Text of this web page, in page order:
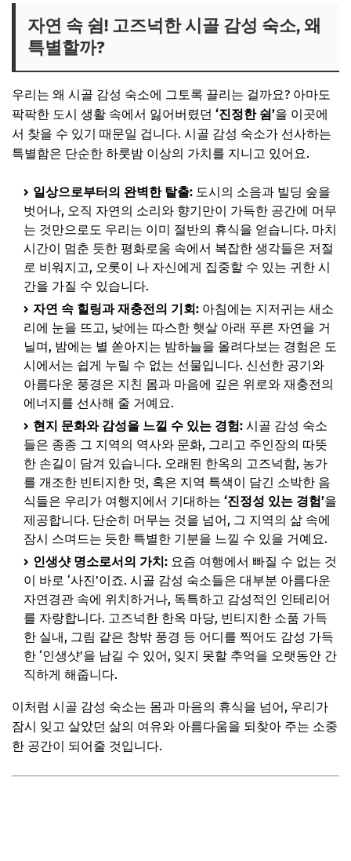
📌 지금 뜨는 꿀정보! 놓치지 마세요
추가할인 코드 WRVE6
나에게 맞는 시골 감성 숙소는? 유형별 특징과 고르는 팁
한옥 스테이: 전통의 미, 고즈넉한 운치
독채 펜션: 프라이빗한 휴식, 가족 단위 추천
감성 민박/게스트하우스: 호스트와의 교감, 저렴한 가격
📌 지금 뜨는 꿀정보! 놓치지 마세요
추가할인 코드 WRVE6
강원, 제주, 경북까지! 놓치지 말아야 할 시골 감성 숙소 추천
강원도: 산과 바다를 동시에, 숲속 감성 숙소
제주도: 돌담과 바다가 어우러진 프라이빗 숙소
경상북도: 유서 깊은 한옥과 자연의 조화
전라남도: 남도 음식과 함께 즐기는 여유
📌 지금 뜨는 꿀정보! 놓치지 마세요
추가할인 코드 WRVE6
현명하게 예약하고 가격 비교하는 꿀팁
📌 지금 뜨는 꿀정보! 놓치지 마세요
추가할인 코드 WRVE6
자주 묻는 질문
Q. 시골이라 불편하지 않을까요? (교통, 편의시설)
Q. 애완동물 동반 가능한 숙소는 있나요?
Q. 바비큐 등 부대시설 이용은 어떻게 되나요?
Q. 갑작스러운 취소 시 환불 정책은 어떻게 되나요?
Q. 아이와 함께 가기 좋은 숙소는 어떤 곳인가요?
추가할인 코드 WRVE6
마무리 및 팁: 잊지 못할 촌캉스를 위한 마지막 조언
자연 속 쉼! 고즈넉한 시골 감성 숙소, 왜
특별할까?
우리는 왜 시골 감성 숙소에 그토록 끌리는 걸까요? 아마도
팍팍한 도시 생활 속에서 잃어버렸던 ‘진정한 쉼’을 이곳에
서 찾을 수 있기 때문일 겁니다. 시골 감성 숙소가 선사하는
특별함은 단순한 하룻밤 이상의 가치를 지니고 있어요.
일상으로부터의 완벽한 탈출: 도시의 소음과 빌딩 숲을
벗어나, 오직 자연의 소리와 향기만이 가득한 공간에 머무
는 것만으로도 우리는 이미 절반의 휴식을 얻습니다. 마치
시간이 멈춘 듯한 평화로움 속에서 복잡한 생각들은 저절
로 비워지고, 오롯이 나 자신에게 집중할 수 있는 귀한 시
간을 가질 수 있습니다.
자연 속 힐링과 재충전의 기회: 아침에는 지저귀는 새소
리에 눈을 뜨고, 낮에는 따스한 햇살 아래 푸른 자연을 거
닐며, 밤에는 별 쏟아지는 밤하늘을 올려다보는 경험은 도
시에서는 쉽게 누릴 수 없는 선물입니다. 신선한 공기와
아름다운 풍경은 지친 몸과 마음에 깊은 위로와 재충전의
에너지를 선사해 줄 거예요.
현지 문화와 감성을 느낄 수 있는 경험: 시골 감성 숙소
들은 종종 그 지역의 역사와 문화, 그리고 주인장의 따뜻
한 손길이 담겨 있습니다. 오래된 한옥의 고즈넉함, 농가
를 개조한 빈티지한 멋, 혹은 지역 특색이 담긴 소박한 음
식들은 우리가 여행지에서 기대하는 ‘진정성 있는 경험’을
제공합니다. 단순히 머무는 것을 넘어, 그 지역의 삶 속에
잠시 스며드는 듯한 특별한 기분을 느낄 수 있을 거예요.
인생샷 명소로서의 가치: 요즘 여행에서 빠질 수 없는 것
이 바로 ‘사진’이죠. 시골 감성 숙소들은 대부분 아름다운
자연경관 속에 위치하거나, 독특하고 감성적인 인테리어
를 자랑합니다. 고즈넉한 한옥 마당, 빈티지한 소품 가득
한 실내, 그림 같은 창밖 풍경 등 어디를 찍어도 감성 가득
한 ‘인생샷’을 남길 수 있어, 잊지 못할 추억을 오랫동안 간
직하게 해줍니다.
이처럼 시골 감성 숙소는 몸과 마음의 휴식을 넘어, 우리가
잠시 잊고 살았던 삶의 여유와 아름다움을 되찾아 주는 소중
한 공간이 되어줄 것입니다.